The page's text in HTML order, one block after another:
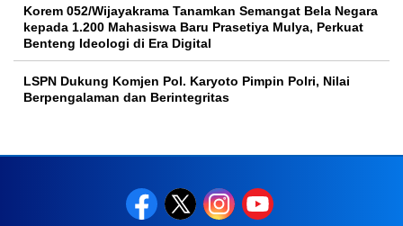
Korem 052/Wijayakrama Tanamkan Semangat Bela Negara
kepada 1.200 Mahasiswa Baru Prasetiya Mulya, Perkuat
Benteng Ideologi di Era Digital
LSPN Dukung Komjen Pol. Karyoto Pimpin Polri, Nilai
Berpengalaman dan Berintegritas